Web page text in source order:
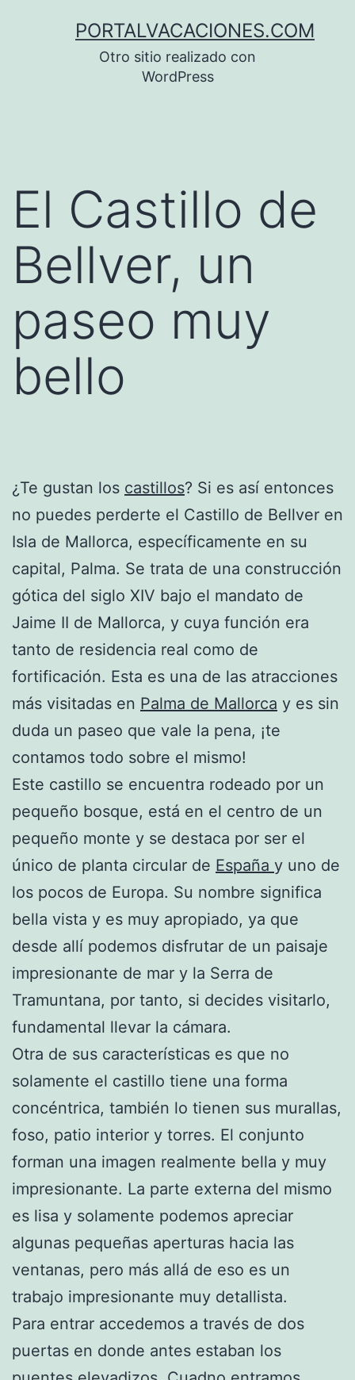
PORTALVACACIONES.COM
Otro sitio realizado con
WordPress
El Castillo de
Bellver, un
paseo muy
bello
¿Te gustan los castillos? Si es así entonces
no puedes perderte el Castillo de Bellver en
Isla de Mallorca, específicamente en su
capital, Palma. Se trata de una construcción
gótica del siglo XIV bajo el mandato de
Jaime II de Mallorca, y cuya función era
tanto de residencia real como de
fortificación. Esta es una de las atracciones
más visitadas en Palma de Mallorca y es sin
duda un paseo que vale la pena, ¡te
contamos todo sobre el mismo!
Este castillo se encuentra rodeado por un
pequeño bosque, está en el centro de un
pequeño monte y se destaca por ser el
único de planta circular de España y uno de
los pocos de Europa. Su nombre significa
bella vista y es muy apropiado, ya que
desde allí podemos disfrutar de un paisaje
impresionante de mar y la Serra de
Tramuntana, por tanto, si decides visitarlo,
fundamental llevar la cámara.
Otra de sus características es que no
solamente el castillo tiene una forma
concéntrica, también lo tienen sus murallas,
foso, patio interior y torres. El conjunto
forman una imagen realmente bella y muy
impresionante. La parte externa del mismo
es lisa y solamente podemos apreciar
algunas pequeñas aperturas hacia las
ventanas, pero más allá de eso es un
trabajo impresionante muy detallista.
Para entrar accedemos a través de dos
puertas en donde antes estaban los